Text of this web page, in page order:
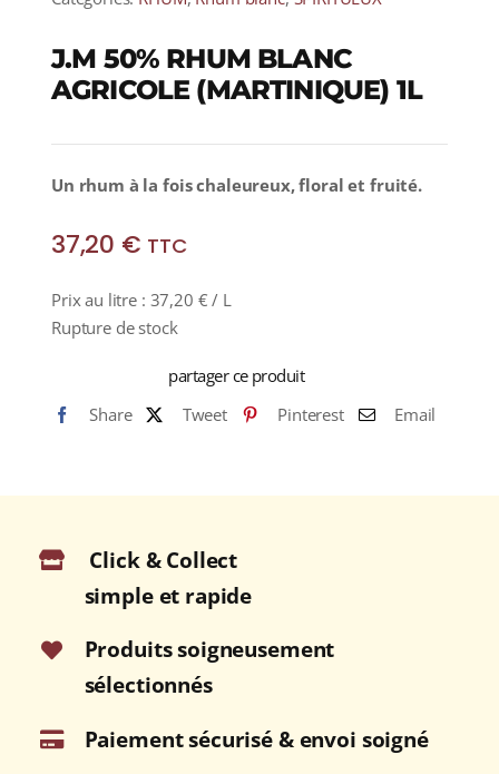
J.M 50% RHUM BLANC
AGRICOLE (MARTINIQUE) 1L
Un rhum à la fois chaleureux, floral et fruité.
37,20 € TTC
Prix au litre : 37,20 € / L
Rupture de stock
partager ce produit
Share
Tweet Pinterest Email
Click & Collect
simple et rapide
Produits soigneusement
sélectionnés
Paiement sécurisé & envoi soigné